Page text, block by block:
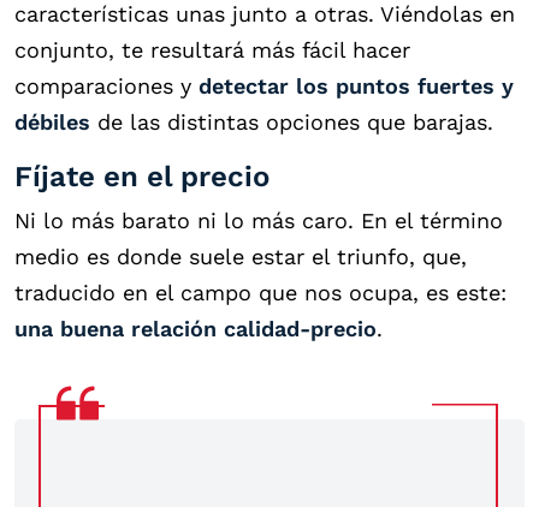
características unas junto a otras. Viéndolas en
conjunto, te resultará más fácil hacer
comparaciones y detectar los puntos fuertes y
débiles de las distintas opciones que barajas.
Fíjate en el precio
Ni lo más barato ni lo más caro. En el término
medio es donde suele estar el triunfo, que,
traducido en el campo que nos ocupa, es este:
una buena relación calidad-precio.